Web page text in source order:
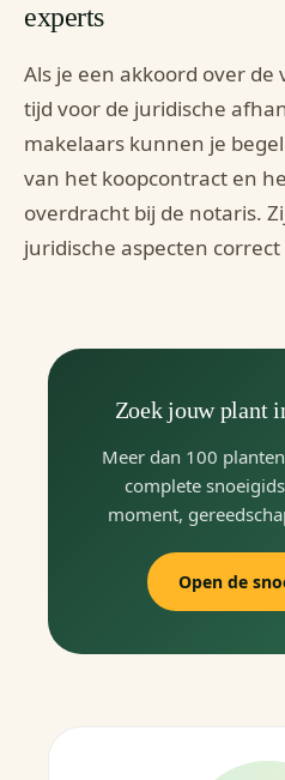
experts
Als je een akkoord over
tijd voor de juridische
makelaars kunnen je
van het koopcontract en
overdracht bij de notaris.
juridische aspecten
Zoek jouw plant
Meer dan 100
complete
moment,
Open de